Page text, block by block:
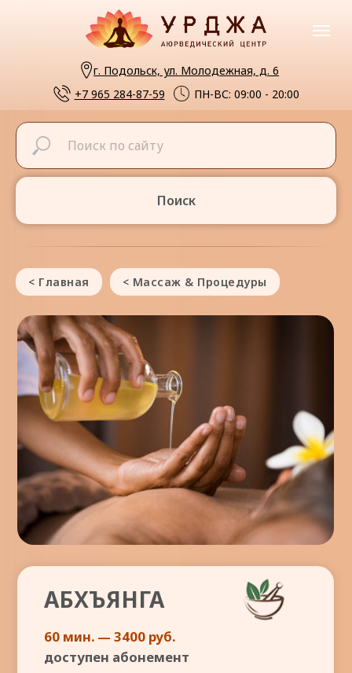
г. Подольск, ул. Молодежная, д. 6
+7 965 284-87-59
ПН-ВС: 09:00 - 20:00
Поиск
< Главная < Массаж & Процедуры
60 мин. — 3400 руб.​
доступен абонемент
+ Сведана — 4600 руб.​
+ Поди Кижи
+ Широ Абхъянга — 6400 руб.
АБХЪЯНГА
сильными движениями рук массажиста.
удаляются полотенцем. Наиболее
базовая и популярная процедура.